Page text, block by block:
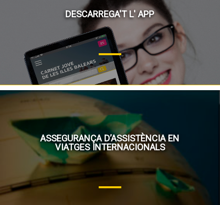
DESCARREGA'T L' APP
ASSEGURANÇA D’ASSISTÈNCIA EN
VIATGES INTERNACIONALS